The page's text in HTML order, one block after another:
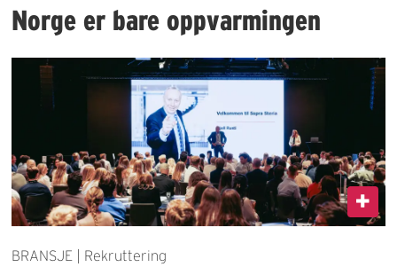
Norge er bare oppvarmingen
BRANSJE | Rekruttering